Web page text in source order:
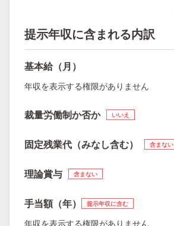
提示年収に含まれる内訳
基本給（月）
年収を表示する権限がありません
裁量労働制か否か いいえ
固定残業代（みなし含む） 含まない
理論賞与 含まない
手当額（年） 提示年収に含む
年収を表示する権限がありません